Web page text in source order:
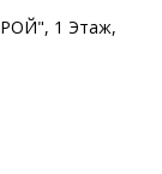
1 Этаж,